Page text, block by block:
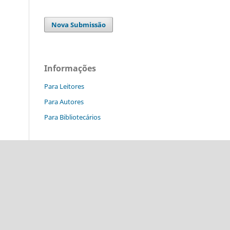
Nova Submissão
Informações
Para Leitores
Para Autores
Para Bibliotecários